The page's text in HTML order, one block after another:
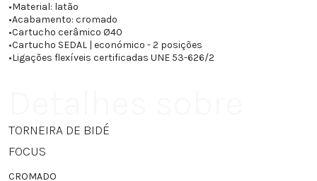
•Material: latão
•Acabamento: cromado
•Cartucho cerâmico Ø40
•Cartucho SEDAL | económico - 2 posições
•Ligações flexíveis certificadas UNE 53-626/2
TORNEIRA DE BIDÉ
FOCUS
CROMADO